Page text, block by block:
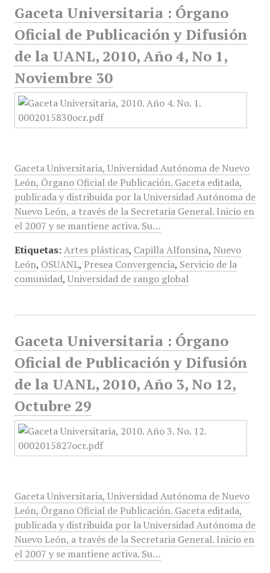
Gaceta Universitaria : Órgano
Oficial de Publicación y Difusión
de la UANL, 2010, Año 4, No 1,
Noviembre 30
Gaceta Universitaria, Universidad Autónoma de Nuevo
León, Órgano Oficial de Publicación. Gaceta editada,
publicada y distribuida por la Universidad Autónoma de
Nuevo León, a través de la Secretaria General. Inicio en
el 2007 y se mantiene activa. Su…
Etiquetas: Artes plásticas, Capilla Alfonsina, Nuevo
León, OSUANL, Presea Convergencia, Servicio de la
comunidad, Universidad de rango global
Gaceta Universitaria : Órgano
Oficial de Publicación y Difusión
de la UANL, 2010, Año 3, No 12,
Octubre 29
Gaceta Universitaria, Universidad Autónoma de Nuevo
León, Órgano Oficial de Publicación. Gaceta editada,
publicada y distribuida por la Universidad Autónoma de
Nuevo León, a través de la Secretaria General. Inicio en
el 2007 y se mantiene activa. Su…